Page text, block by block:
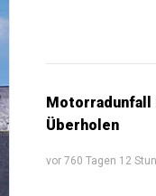
Motorradunfall
Überholen
vor 760 Tagen 12